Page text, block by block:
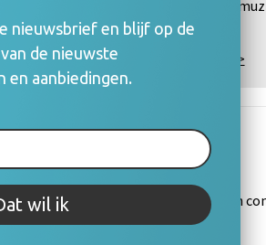
mogelijk om o.a.
gebruik.
Meer informatie >
vraag er niet tussen? Neem dan
nieuwsbrief en blijf op de
de nieuwste
en aanbiedingen.
wil ik